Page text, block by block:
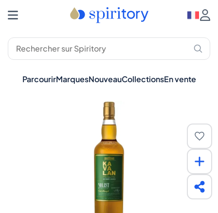
ParcourirMarquesNouveauCollectionsEn vente